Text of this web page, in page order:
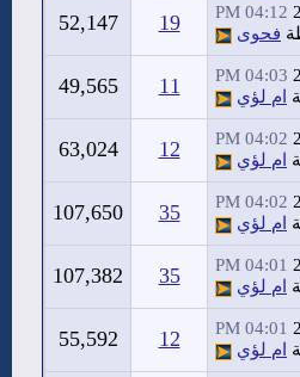
04:12 PM
فحوى 19
52,147
04:03 PM
ام لؤي 11
49,565
04:02 PM
ام لؤي 12
63,024
04:02 PM
ام لؤي 35
107,650
04:01 PM
ام لؤي 35
107,382
04:01 PM
ام لؤي 12
55,592